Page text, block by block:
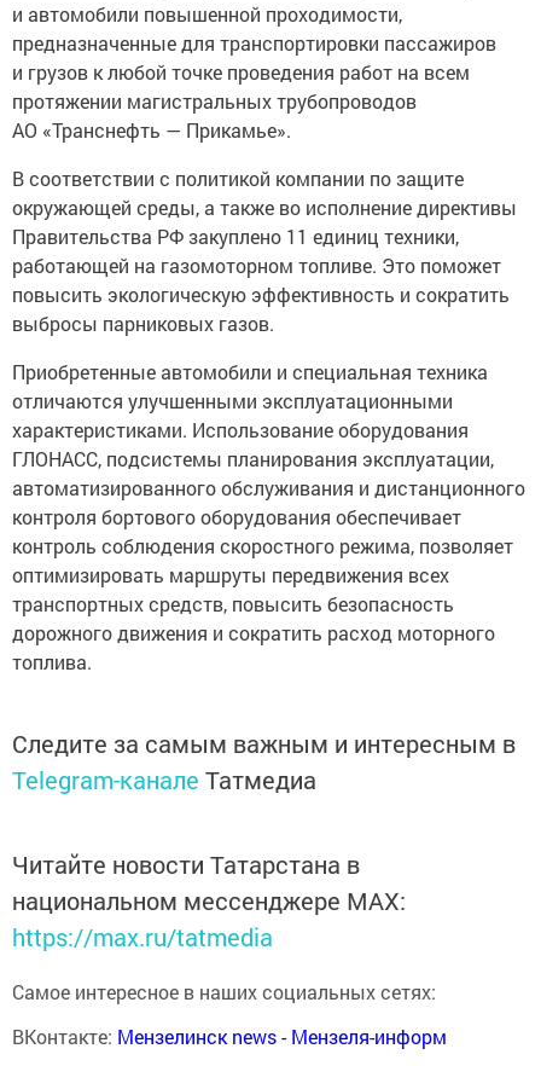
и автомобили повышенной проходимости,
предназначенные для транспортировки пассажиров
и грузов к любой точке проведения работ на всем
протяжении магистральных трубопроводов
АО «Транснефть — Прикамье».
В соответствии с политикой компании по защите
окружающей среды, а также во исполнение директивы
Правительства РФ закуплено 11 единиц техники,
работающей на газомоторном топливе. Это поможет
повысить экологическую эффективность и сократить
выбросы парниковых газов.
Приобретенные автомобили и специальная техника
отличаются улучшенными эксплуатационными
характеристиками. Использование оборудования
ГЛОНАСС, подсистемы планирования эксплуатации,
автоматизированного обслуживания и дистанционного
контроля бортового оборудования обеспечивает
контроль соблюдения скоростного режима, позволяет
оптимизировать маршруты передвижения всех
транспортных средств, повысить безопасность
дорожного движения и сократить расход моторного
топлива.
Следите за самым важным и интересным в
Telegram-канале Татмедиа
Читайте новости Татарстана в
национальном мессенджере MАХ:
https://max.ru/tatmedia
Самое интересное в наших социальных сетях:
ВКонтакте: Мензелинск news - Мензеля-информ